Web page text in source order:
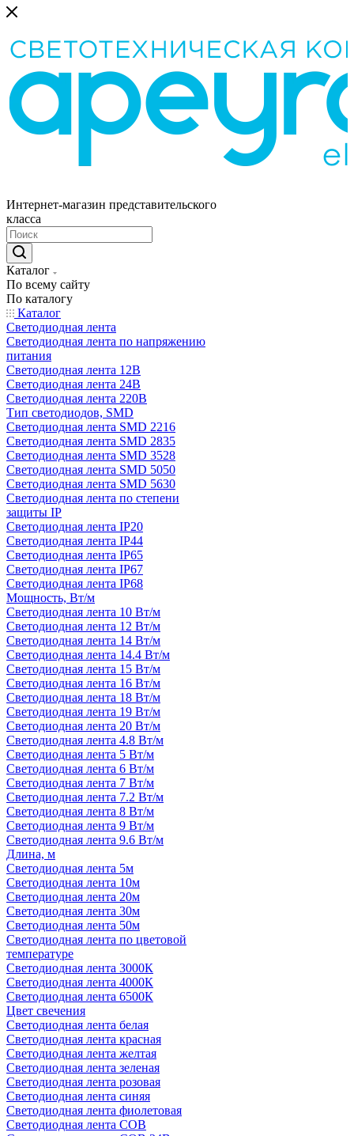
Интернет-магазин представительского
класса
Каталог
По всему сайту
По каталогу
Каталог
Светодиодная лента
Светодиодная лента по напряжению
питания
Светодиодная лента 12В
Светодиодная лента 24В
Светодиодная лента 220В
Тип светодиодов, SMD
Cветодиодная лента SMD 2216
Светодиодная лента SMD 2835
Светодиодная лента SMD 3528
Светодиодная лента SMD 5050
Светодиодная лента SMD 5630
Светодиодная лента по степени
защиты IP
Светодиодная лента IP20
Светодиодная лента IP44
Светодиодная лента IP65
Светодиодная лента IP67
Светодиодная лента IP68
Мощность, Вт/м
Светодиодная лента 10 Вт/м
Светодиодная лента 12 Вт/м
Светодиодная лента 14 Вт/м
Светодиодная лента 14.4 Вт/м
Светодиодная лента 15 Вт/м
Светодиодная лента 16 Вт/м
Светодиодная лента 18 Вт/м
Светодиодная лента 19 Вт/м
Светодиодная лента 20 Вт/м
Светодиодная лента 4.8 Вт/м
Светодиодная лента 5 Вт/м
Светодиодная лента 6 Вт/м
Светодиодная лента 7 Вт/м
Светодиодная лента 7.2 Вт/м
Светодиодная лента 8 Вт/м
Светодиодная лента 9 Вт/м
Светодиодная лента 9.6 Вт/м
Длина, м
Светодиодная лента 5м
Светодиодная лента 10м
Светодиодная лента 20м
Светодиодная лента 30м
Светодиодная лента 50м
Светодиодная лента по цветовой
температуре
Светодиодная лента 3000К
Светодиодная лента 4000К
Светодиодная лента 6500К
Цвет свечения
Светодиодная лента белая
Светодиодная лента красная
Светодиодная лента желтая
Светодиодная лента зеленая
Светодиодная лента розовая
Светодиодная лента синяя
Светодиодная лента фиолетовая
Светодиодная лента COB